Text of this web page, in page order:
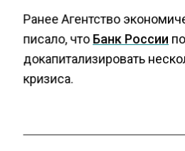
Ранее Агентство
писало, чтоБанк России
докапитализировать
кризиса.